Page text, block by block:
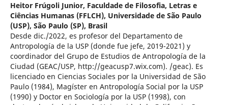
Heitor Frúgoli Junior, Faculdade de Filosofia, Letras e
Ciências Humanas (FFLCH), Universidade de São Paulo
(USP), São Paulo (SP), Brasil
Desde dic./2022, es profesor del Departamento de
Antropología de la USP (donde fue jefe, 2019-2021) y
coordinador del Grupo de Estudios de Antropología de la
Ciudad (GEAC/USP, http://geacusp7.wix.com). /geac). Es
licenciado en Ciencias Sociales por la Universidad de São
Paulo (1984), Magíster en Antropología Social por la USP
(1990) y Doctor en Sociología por la USP (1998), con